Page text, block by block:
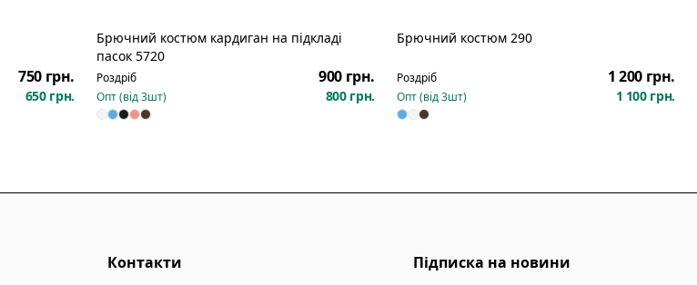
750 грн.
650 грн.
Брючний костюм кардиган на підкладі
пасок 5720
Роздріб 900 грн.
Опт (від3шт) 800 грн.
Брючний костюм 290
Роздріб 1 200 грн.
Опт (від3шт) 1 100 грн.
Контакти Підписка на новини